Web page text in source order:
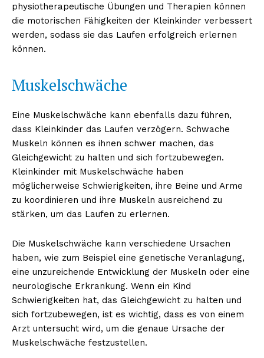
physiotherapeutische Übungen und Therapien können
die motorischen Fähigkeiten der Kleinkinder verbessert
werden, sodass sie das Laufen erfolgreich erlernen
können.
Muskelschwäche
Eine Muskelschwäche kann ebenfalls dazu führen,
dass Kleinkinder das Laufen verzögern. Schwache
Muskeln können es ihnen schwer machen, das
Gleichgewicht zu halten und sich fortzubewegen.
Kleinkinder mit Muskelschwäche haben
möglicherweise Schwierigkeiten, ihre Beine und Arme
zu koordinieren und ihre Muskeln ausreichend zu
stärken, um das Laufen zu erlernen.
Die Muskelschwäche kann verschiedene Ursachen
haben, wie zum Beispiel eine genetische Veranlagung,
eine unzureichende Entwicklung der Muskeln oder eine
neurologische Erkrankung. Wenn ein Kind
Schwierigkeiten hat, das Gleichgewicht zu halten und
sich fortzubewegen, ist es wichtig, dass es von einem
Arzt untersucht wird, um die genaue Ursache der
Muskelschwäche festzustellen.